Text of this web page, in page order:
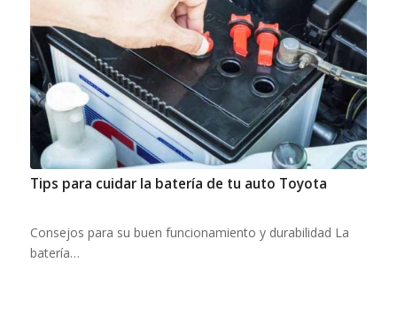
Tips para cuidar la batería de tu auto Toyota
Consejos para su buen funcionamiento y durabilidad La
batería…